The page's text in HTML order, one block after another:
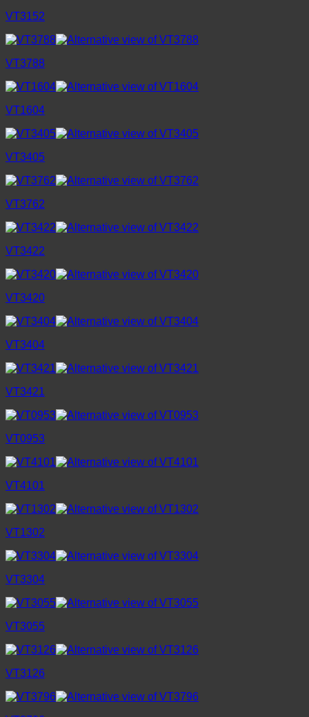
VT3152
VT3788
VT1604
VT3405
VT3762
VT3422
VT3420
VT3404
VT3421
VT0953
VT4101
VT1302
VT3304
VT3055
VT3126